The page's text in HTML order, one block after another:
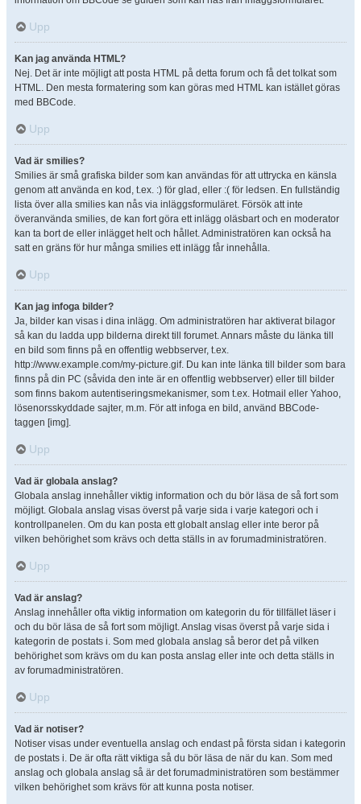
Upp
Kan jag använda HTML?
Nej. Det är inte möjligt att posta HTML på detta forum och få det tolkat som
HTML. Den mesta formatering som kan göras med HTML kan istället göras
med BBCode.
Upp
Vad är smilies?
Smilies är små grafiska bilder som kan användas för att uttrycka en känsla
genom att använda en kod, t.ex. :) för glad, eller :( för ledsen. En fullständig
lista över alla smilies kan nås via inläggsformuläret. Försök att inte
överanvända smilies, de kan fort göra ett inlägg oläsbart och en moderator
kan ta bort de eller inlägget helt och hållet. Administratören kan också ha
satt en gräns för hur många smilies ett inlägg får innehålla.
Upp
Kan jag infoga bilder?
Ja, bilder kan visas i dina inlägg. Om administratören har aktiverat bilagor
så kan du ladda upp bilderna direkt till forumet. Annars måste du länka till
en bild som finns på en offentlig webbserver, t.ex.
http://www.example.com/my-picture.gif. Du kan inte länka till bilder som bara
finns på din PC (såvida den inte är en offentlig webbserver) eller till bilder
som finns bakom autentiseringsmekanismer, som t.ex. Hotmail eller Yahoo,
lösenorsskyddade sajter, m.m. För att infoga en bild, använd BBCode-
taggen [img].
Upp
Vad är globala anslag?
Globala anslag innehåller viktig information och du bör läsa de så fort som
möjligt. Globala anslag visas överst på varje sida i varje kategori och i
kontrollpanelen. Om du kan posta ett globalt anslag eller inte beror på
vilken behörighet som krävs och detta ställs in av forumadministratören.
Upp
Vad är anslag?
Anslag innehåller ofta viktig information om kategorin du för tillfället läser i
och du bör läsa de så fort som möjligt. Anslag visas överst på varje sida i
kategorin de postats i. Som med globala anslag så beror det på vilken
behörighet som krävs om du kan posta anslag eller inte och detta ställs in
av forumadministratören.
Upp
Vad är notiser?
Notiser visas under eventuella anslag och endast på första sidan i kategorin
de postats i. De är ofta rätt viktiga så du bör läsa de när du kan. Som med
anslag och globala anslag så är det forumadministratören som bestämmer
vilken behörighet som krävs för att kunna posta notiser.